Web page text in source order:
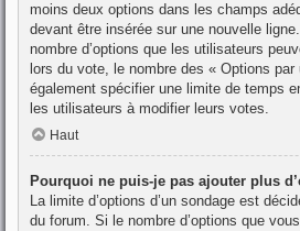
moins deux options dans les champs
devant être insérée sur une nouvelle
nombre d’options que les utilisateurs
lors du vote, le nombre des « Options
également spécifier une limite de temps
les utilisateurs à modifier leurs votes.
Haut
Pourquoi ne puis-je pas ajouter plus
La limite d’options d’un sondage est
du forum. Si le nombre d’options que